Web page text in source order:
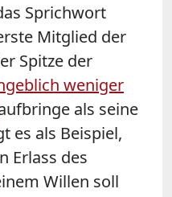
Sprichwort
Mitglied der
Spitze der
weniger
als seine
es als Beispiel,
Erlass des
Willen soll